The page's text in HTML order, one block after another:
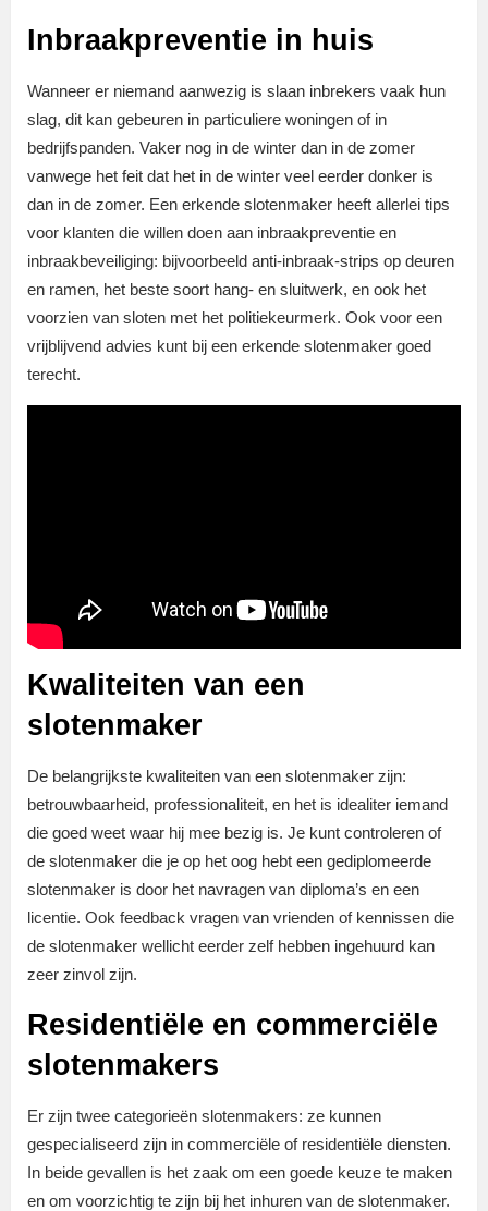
Inbraakpreventie in huis
Wanneer er niemand aanwezig is slaan inbrekers vaak hun
slag, dit kan gebeuren in particuliere woningen of in
bedrijfspanden. Vaker nog in de winter dan in de zomer
vanwege het feit dat het in de winter veel eerder donker is
dan in de zomer. Een erkende slotenmaker heeft allerlei tips
voor klanten die willen doen aan inbraakpreventie en
inbraakbeveiliging: bijvoorbeeld anti-inbraak-strips op deuren
en ramen, het beste soort hang- en sluitwerk, en ook het
voorzien van sloten met het politiekeurmerk. Ook voor een
vrijblijvend advies kunt bij een erkende slotenmaker goed
terecht.
Kwaliteiten van een
slotenmaker
De belangrijkste kwaliteiten van een slotenmaker zijn:
betrouwbaarheid, professionaliteit, en het is idealiter iemand
die goed weet waar hij mee bezig is. Je kunt controleren of
de slotenmaker die je op het oog hebt een gediplomeerde
slotenmaker is door het navragen van diploma’s en een
licentie. Ook feedback vragen van vrienden of kennissen die
de slotenmaker wellicht eerder zelf hebben ingehuurd kan
zeer zinvol zijn.
Residentiële en commerciële
slotenmakers
Er zijn twee categorieën slotenmakers: ze kunnen
gespecialiseerd zijn in commerciële of residentiële diensten.
In beide gevallen is het zaak om een goede keuze te maken
en om voorzichtig te zijn bij het inhuren van de slotenmaker.